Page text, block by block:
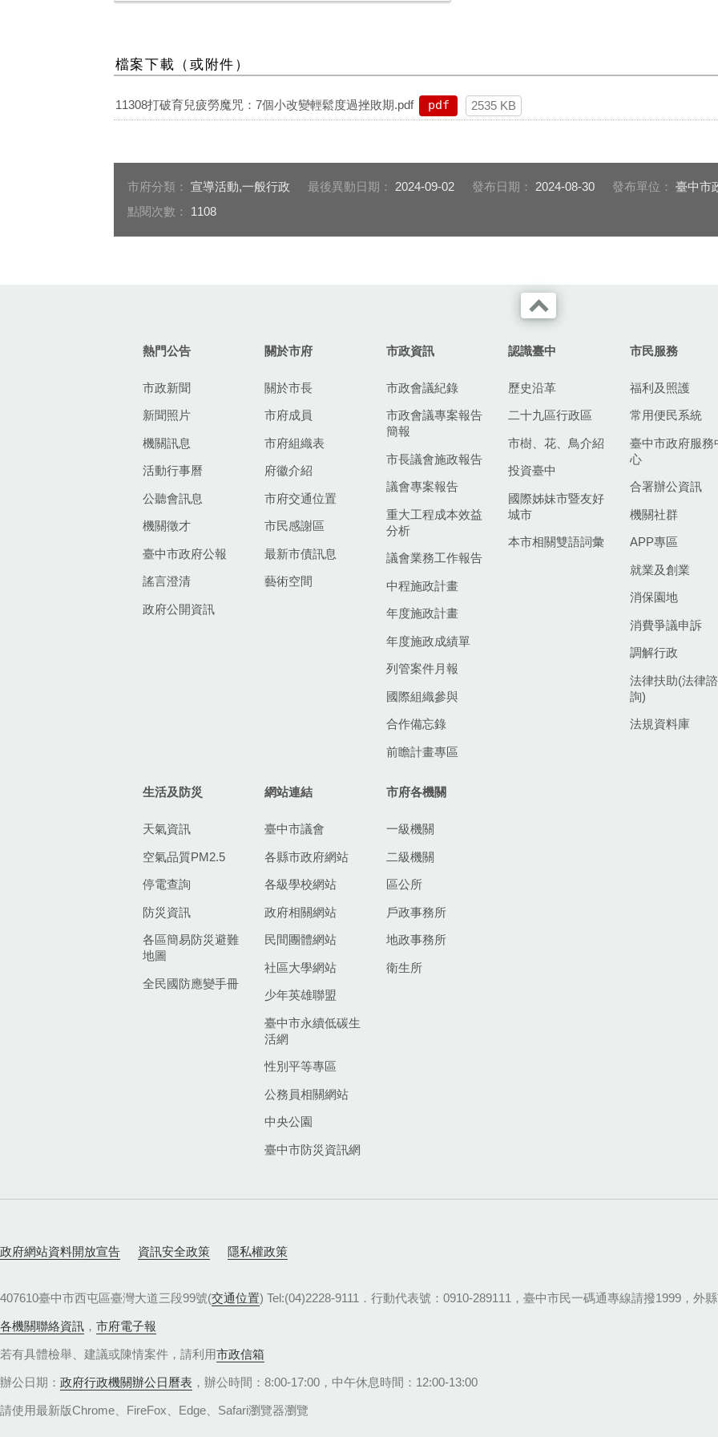
檔案下載（或附件）
11308打破育兒疲勞魔咒：7個小改變輕鬆度過挫敗期.pdf pdf 2535 KB
市府分類： 宣導活動,一般行政 最後異動日期： 2024-09-02 發布日期： 2024-08-30 發布單位： 臺中市
點閱次數： 1108
熱門公告
市政新聞
新聞照片
機關訊息
活動行事曆
公聽會訊息
機關徵才
臺中市政府公報
謠言澄清
政府公開資訊
關於市府
關於市長
市府成員
市府組織表
府徽介紹
市府交通位置
市民感謝區
最新市債訊息
藝術空間
市政資訊
市政會議紀錄
市政會議專案報告
簡報
市長議會施政報告
議會專案報告
重大工程成本效益
分析
議會業務工作報告
中程施政計畫
年度施政計畫
年度施政成績單
列管案件月報
國際組織參與
合作備忘錄
前瞻計畫專區
認識臺中
歷史沿革
二十九區行政區
市樹、花、鳥介紹
投資臺中
國際姊妹市暨友好
城市
本市相關雙語詞彙
市民服務
福利及照護
常用便民系統
臺中市政府服務
心
合署辦公資訊
機關社群
APP專區
就業及創業
消保園地
消費爭議申訴
調解行政
法律扶助(法律諮
詢)
法規資料庫
生活及防災
天氣資訊
空氣品質PM2.5
停電查詢
防災資訊
各區簡易防災避難
地圖
全民國防應變手冊
網站連結
臺中市議會
各縣市政府網站
各級學校網站
政府相關網站
民間團體網站
社區大學網站
少年英雄聯盟
臺中市永續低碳生
活網
性別平等專區
公務員相關網站
中央公園
臺中市防災資訊網
市府各機關
一級機關
二級機關
區公所
戶政事務所
地政事務所
衛生所
政府網站資料開放宣告 資訊安全政策 隱私權政策
407610臺中市西屯區臺灣大道三段99號(交通位置) Tel:(04)2228-9111．行動代表號：0910-289111，臺中市民一碼通專線請撥1999，外
各機關聯絡資訊 ， 市府電子報
若有具體檢舉、建議或陳情案件，請利用市政信箱
辦公日期： 政府行政機關辦公日曆表 ，辦公時間：8:00-17:00，中午休息時間：12:00-13:00
請使用最新版Chrome、FireFox、Edge、Safari瀏覽器瀏覽